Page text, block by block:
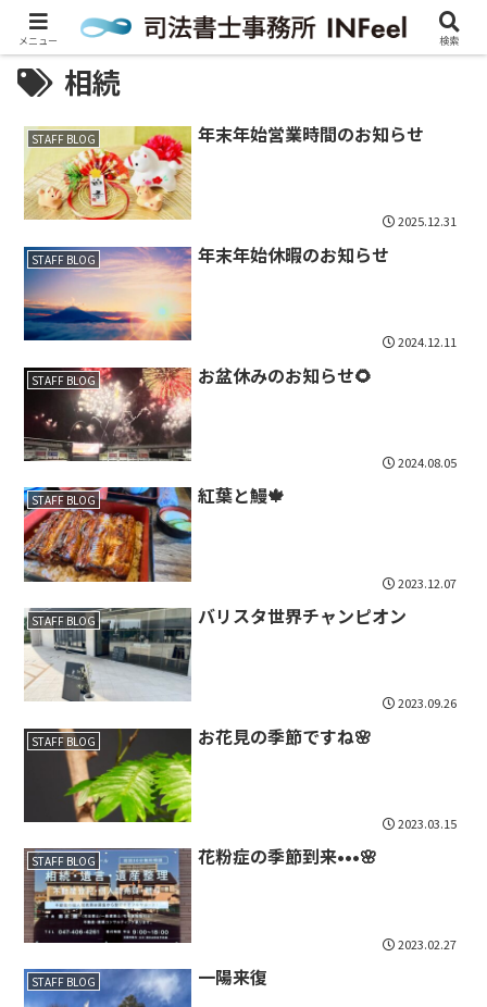
相続
STAFF BLOG 年末年始営業時間のお知らせ
2025.12.31
STAFF BLOG 年末年始休暇のお知らせ
2024.12.11
STAFF BLOG お盆休みのお知らせ🌻
2024.08.05
STAFF BLOG 紅葉と鰻🍁
2023.12.07
STAFF BLOG バリスタ世界チャンピオン
2023.09.26
STAFF BLOG お花見の季節ですね🌸
2023.03.15
STAFF BLOG 花粉症の季節到来•••🌸
2023.02.27
STAFF BLOG 一陽来復
メニュー 検索